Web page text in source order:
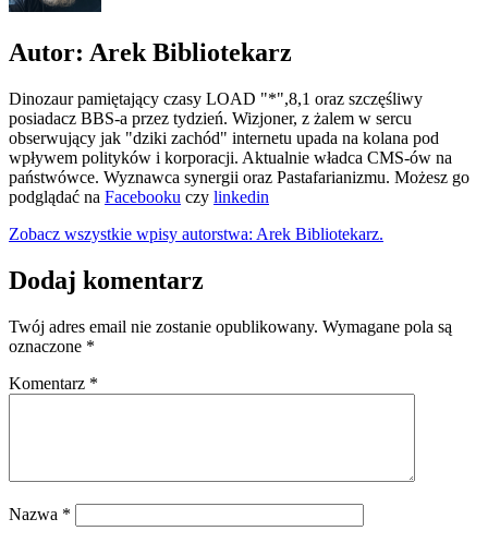
Autor: Arek Bibliotekarz
Dinozaur pamiętający czasy LOAD "*",8,1 oraz szczęśliwy
posiadacz BBS-a przez tydzień. Wizjoner, z żalem w sercu
obserwujący jak "dziki zachód" internetu upada na kolana pod
wpływem polityków i korporacji. Aktualnie władca CMS-ów na
państwówce. Wyznawca synergii oraz Pastafarianizmu. Możesz go
podglądać na Facebooku czy linkedin
Zobacz wszystkie wpisy autorstwa: Arek Bibliotekarz.
Dodaj komentarz
Twój adres email nie zostanie opublikowany. Wymagane pola są
oznaczone *
Komentarz *
Nazwa *